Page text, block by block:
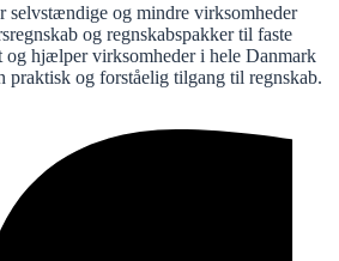
selvstændige og mindre virksomheder
og regnskabspakker til faste
og hjælper virksomheder i hele Danmark
praktisk og forståelig tilgang til regnskab.